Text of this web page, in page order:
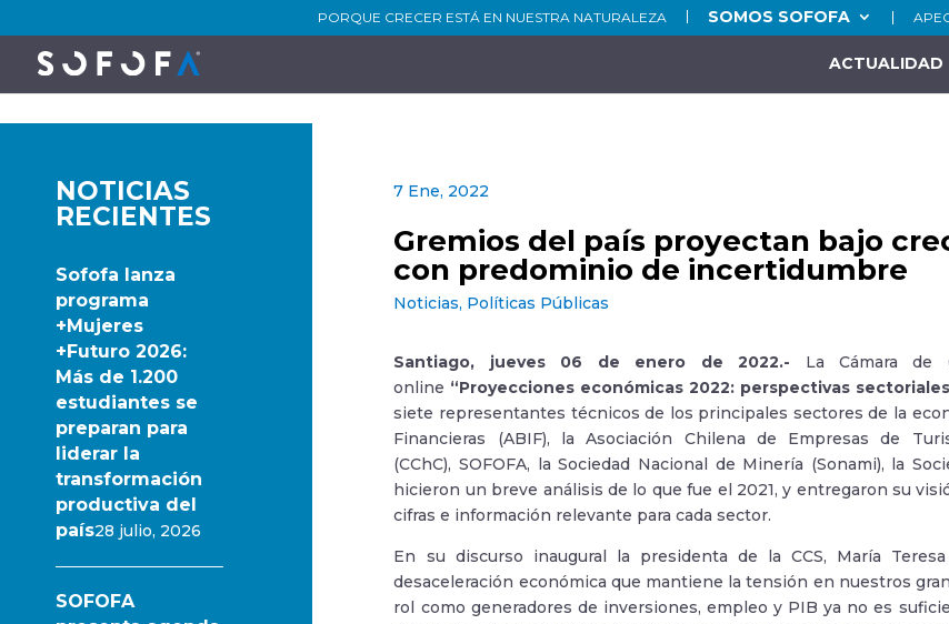
PORQUE CRECER ESTÁ EN NUESTRA NATURALEZA SOMOS SOFOFA
ACTUALIDAD
NOTICIAS
RECIENTES
Sofofa lanza
programa
+Mujeres
+Futuro 2026:
Más de 1.200
estudiantes se
preparan para
liderar la
transformación
productiva del
país28 julio, 2026
SOFOFA
7 Ene, 2022
Gremios del país proyectan bajo
con predominio de incertidumbre
Noticias, Políticas Públicas
Santiago, jueves 06 de enero de 2022.- La Cámara de
online “Proyecciones económicas 2022: perspectivas
siete representantes técnicos de los principales sectores de la
Financieras (ABIF), la Asociación Chilena de Empresas de
(CChC), SOFOFA, la Sociedad Nacional de Minería (Sonami), la
hicieron un breve análisis de lo que fue el 2021, y entregaron su
cifras e información relevante para cada sector.
En su discurso inaugural la presidenta de la CCS, María
desaceleración económica que mantiene la tensión en nuestros
rol como generadores de inversiones, empleo y PIB ya no es